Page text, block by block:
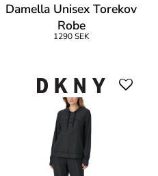
Damella Unisex Torekov
Robe
1290 SEK